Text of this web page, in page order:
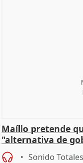
Maíllo pretende
"alternativa de
oposición
Sonido Totales